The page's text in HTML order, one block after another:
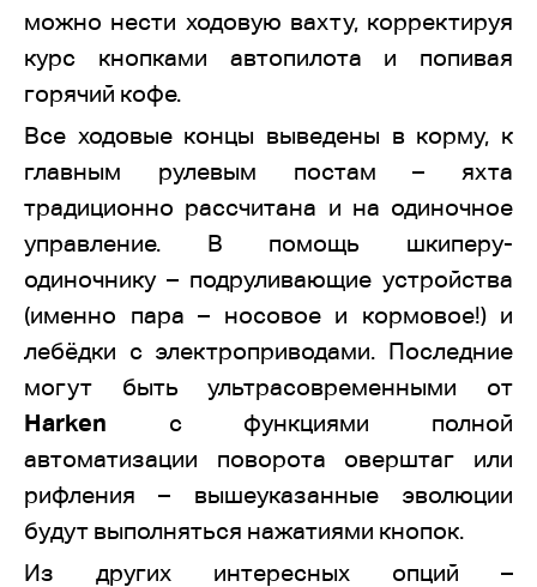
можно нести ходовую вахту, корректируя
курс кнопками автопилота и попивая
горячий кофе.
Все ходовые концы выведены в корму, к
главным рулевым постам – яхта
традиционно рассчитана и на одиночное
управление. В помощь шкиперу-
одиночнику – подруливающие устройства
(именно пара – носовое и кормовое!) и
лебёдки с электроприводами. Последние
могут быть ультрасовременными от
Harken с функциями полной
автоматизации поворота оверштаг или
рифления – вышеуказанные эволюции
будут выполняться нажатиями кнопок.
Из других интересных опций –